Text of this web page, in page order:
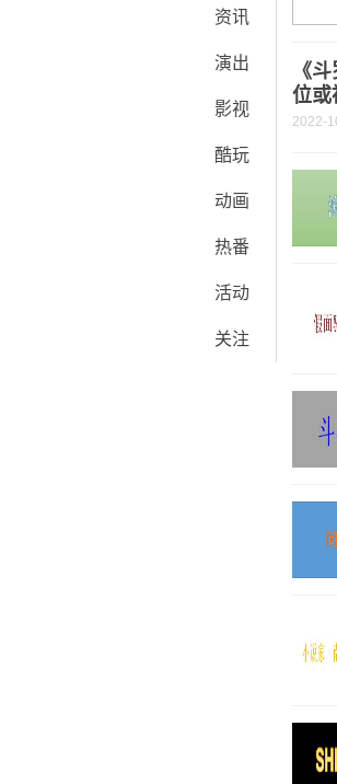
资讯
演出
影视
酷玩
动画
热番
活动
关注
《
位或
2022-